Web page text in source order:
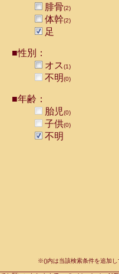
腓骨(2)
体幹(2)
足
■性別：
オス(1)
不明(0)
■年齢：
胎児(0)
子供(0)
不明
※()内は当該検索条件を追加し